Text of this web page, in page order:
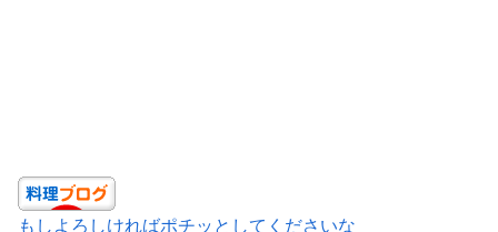
もしよろしければポチッとしてくださいな